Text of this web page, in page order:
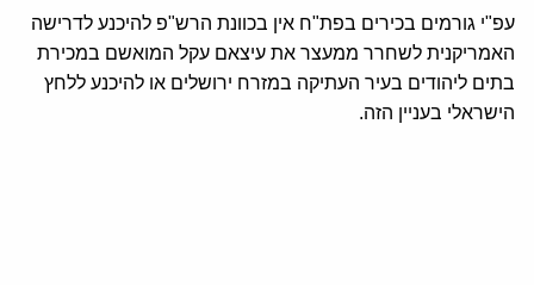
עפ"י גורמים בכירים בפת"ח אין בכוונת הרש"פ להיכנע לדרישה
האמריקנית לשחרר ממעצר את עיצאם עקל המואשם במכירת
בתים ליהודים בעיר העתיקה במזרח ירושלים או להיכנע ללחץ
הישראלי בעניין הזה.